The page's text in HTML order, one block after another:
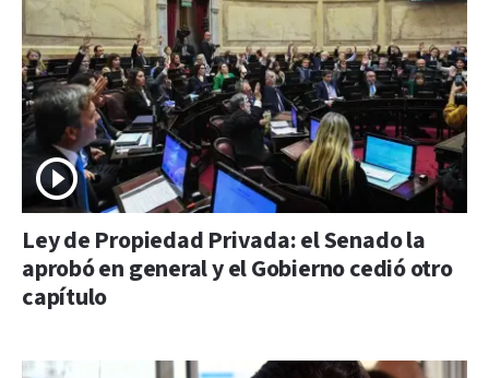
Ley de Propiedad Privada: el Senado la
aprobó en general y el Gobierno cedió otro
capítulo